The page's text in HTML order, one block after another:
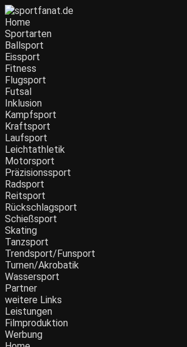
Home
Sportarten
Ballsport
Eissport
Fitness
Flugsport
Futsal
Inklusion
Kampfsport
Kraftsport
Laufsport
Leichtathletik
Motorsport
Präzisionssport
Radsport
Reitsport
Rückschlagsport
Schießsport
Skating
Tanzsport
Trendsport/Funsport
Turnen/Akrobatik
Wassersport
Partner
weitere Links
Leistungen
Filmproduktion
Werbung